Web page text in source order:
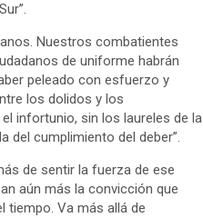
Nuestros combatientes
de uniforme habrán
peleado con esfuerzo y
los dolidos y los
infortunio, sin los laureles de la
del cumplimiento del deber”.
de sentir la fuerza de ese
aún más la convicción que
tiempo. Va más allá de